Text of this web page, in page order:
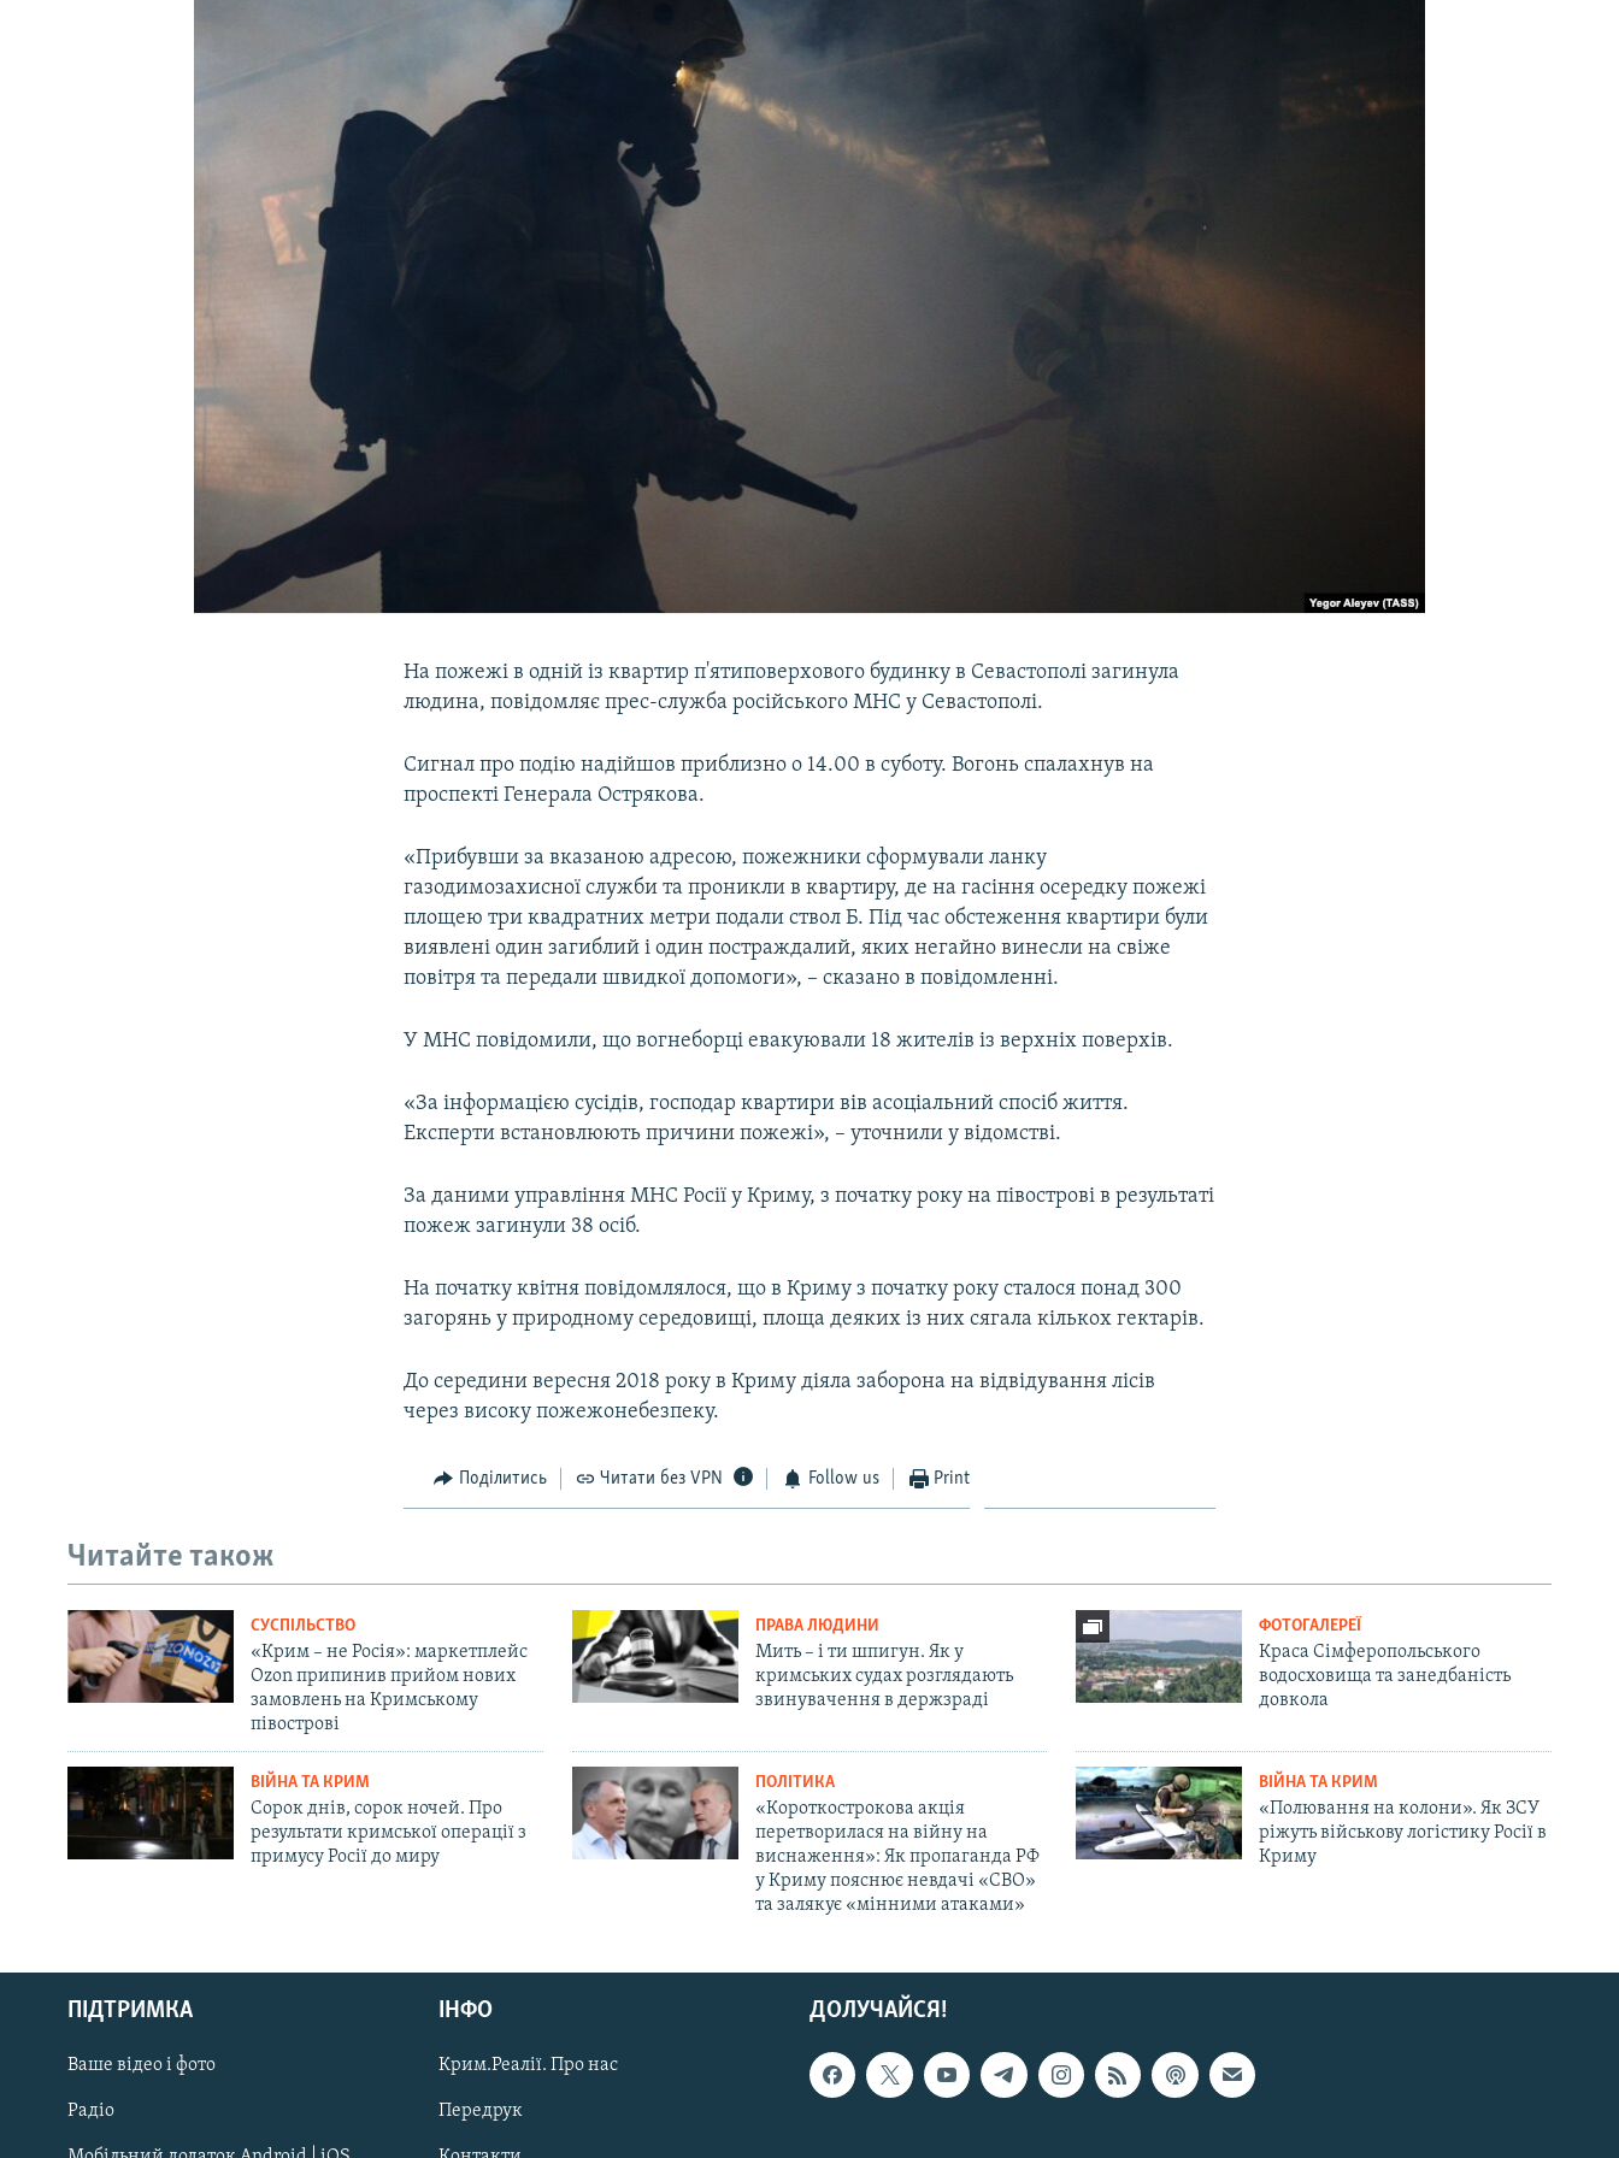
Русский
Qırımtatar
ДОЛУЧАЙСЯ!
На пожежі в одній із квартир п'ятиповерхового будинку в Севастополі загинула
людина, повідомляє прес-служба російського МНС у Севастополі.
Сигнал про подію надійшов приблизно о 14.00 в суботу. Вогонь спалахнув на
проспекті Генерала Острякова.
«Прибувши за вказаною адресою, пожежники сформували ланку
газодимозахисної служби та проникли в квартиру, де на гасіння осередку пожежі
площею три квадратних метри подали ствол Б. Під час обстеження квартири були
виявлені один загиблий і один постраждалий, яких негайно винесли на свіже
повітря та передали швидкої допомоги», – сказано в повідомленні.
У МНС повідомили, що вогнеборці евакуювали 18 жителів із верхніх поверхів.
«За інформацією сусідів, господар квартири вів асоціальний спосіб життя.
Експерти встановлюють причини пожежі», – уточнили у відомстві.
За даними управління МНС Росії у Криму, з початку року на півострові в результаті
пожеж загинули 38 осіб.
На початку квітня повідомлялося, що в Криму з початку року сталося понад 300
загорянь у природному середовищі, площа деяких із них сягала кількох гектарів.
До середини вересня 2018 року в Криму діяла заборона на відвідування лісів
через високу пожежонебезпеку.
Поділитись Читати без VPN Follow us Print
Читайте також
СУСПІЛЬСТВО
«Крим – не Росія»: маркетплейс
Ozon припинив прийом нових
замовлень на Кримському
півострові
ПРАВА ЛЮДИНИ
Мить – і ти шпигун. Як у
кримських судах розглядають
звинувачення в держзраді
ФОТОГАЛЕРЕЇ
Краса Сімферопольського
водосховища та занедбаність
довкола
ВІЙНА ТА КРИМ
Сорок днів, сорок ночей. Про
результати кримської операції з
примусу Росії до миру
ПОЛІТИКА
«Короткострокова акція
перетворилася на війну на
виснаження»: Як пропаганда РФ
у Криму пояснює невдачі «СВО»
та залякує «мінними атаками»
ВІЙНА ТА КРИМ
«Полювання на колони». Як ЗСУ
ріжуть військову логістику Росії в
Криму
ДОЛУЧАЙСЯ!
ПІДТРИМКА
Ваше відео і фото
Радіо
ІНФО
Крим.Реалії. Про нас
Передрук